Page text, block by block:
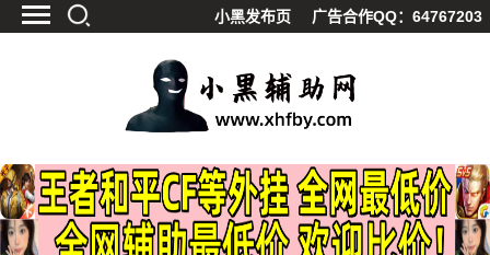
小黑发布页 广告合作QQ：64767203
精品软件
源码分享